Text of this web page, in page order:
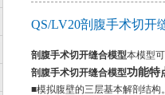
QS/LV20剖腹手术切开
剖腹手术切开缝合模型本模型
剖腹手术切开缝合模型功能特
■模拟腹壁的三层基本解剖结构